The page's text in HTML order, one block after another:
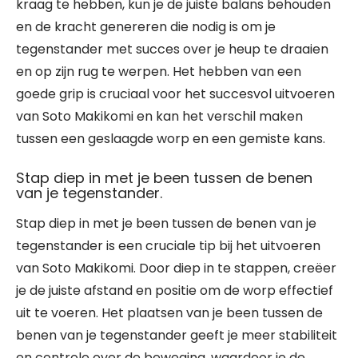
kraag te hebben, kun je de juiste balans behouden
en de kracht genereren die nodig is om je
tegenstander met succes over je heup te draaien
en op zijn rug te werpen. Het hebben van een
goede grip is cruciaal voor het succesvol uitvoeren
van Soto Makikomi en kan het verschil maken
tussen een geslaagde worp en een gemiste kans.
Stap diep in met je been tussen de benen
van je tegenstander.
Stap diep in met je been tussen de benen van je
tegenstander is een cruciale tip bij het uitvoeren
van Soto Makikomi. Door diep in te stappen, creëer
je de juiste afstand en positie om de worp effectief
uit te voeren. Het plaatsen van je been tussen de
benen van je tegenstander geeft je meer stabiliteit